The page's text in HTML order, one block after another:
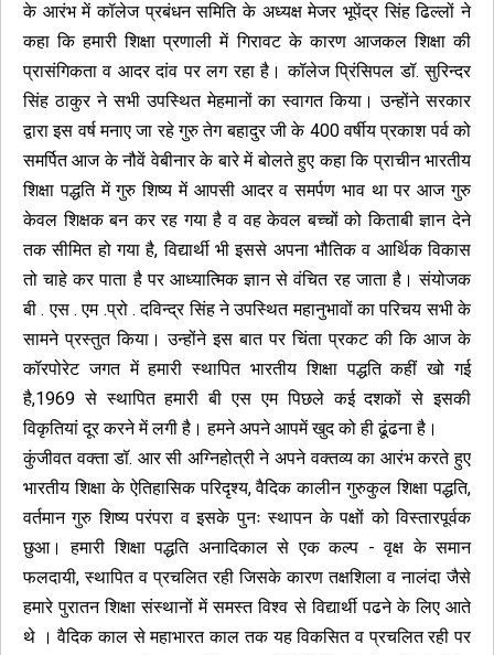
के आरंभ में कॉलेज प्रबंधन समिति के अध्यक्ष मेजर भूपेंद्र सिंह ढिल्लों ने
कहा कि हमारी शिक्षा प्रणाली में गिरावट के कारण आजकल शिक्षा की
प्रासंगिकता व आदर दांव पर लग रहा है। कॉलेज प्रिंसिपल डॉ. सुरिन्दर
सिंह ठाकुर ने सभी उपस्थित मेहमानों का स्वागत किया। उन्होंने सरकार
द्वारा इस वर्ष मनाए जा रहे गुरु तेग बहादुर जी के 400 वर्षीय प्रकाश पर्व को
समर्पित आज के नौवें वेबीनार के बारे में बोलते हुए कहा कि प्राचीन भारतीय
शिक्षा पद्धति में गुरु शिष्य में आपसी आदर व समर्पण भाव था पर आज गुरु
केवल शिक्षक बन कर रह गया है व वह केवल बच्चों को किताबी ज्ञान देने
तक सीमित हो गया है, विद्यार्थी भी इससे अपना भौतिक व आर्थिक विकास
तो चाहे कर पाता है पर आध्यात्मिक ज्ञान से वंचित रह जाता है। संयोजक
बी . एस . एम .प्रो . दविन्द्र सिंह ने उपस्थित महानुभावों का परिचय सभी के
सामने प्रस्तुत किया। उन्होंने इस बात पर चिंता प्रकट की कि आज के
कॉरपोरेट जगत में हमारी स्थापित भारतीय शिक्षा पद्धति कहीं खो गई
है,1969 से स्थापित हमारी बी एस एम पिछले कई दशकों से इसकी
विकृतियां दूर करने में लगी है। हमने अपने आपमें खुद को ही ढूंढना है।
कुंजीवत वक्ता डॉ. आर सी अग्निहोत्री ने अपने वक्तव्य का आरंभ करते हुए
भारतीय शिक्षा के ऐतिहासिक परिदृश्य, वैदिक कालीन गुरुकुल शिक्षा पद्धति,
वर्तमान गुरु शिष्य परंपरा व इसके पुनः स्थापन के पक्षों को विस्तारपूर्वक
छुआ। हमारी शिक्षा पद्धति अनादिकाल से एक कल्प - वृक्ष के समान
फलदायी, स्थापित व प्रचलित रही जिसके कारण तक्षशिला व नालंदा जैसे
हमारे पुरातन शिक्षा संस्थानों में समस्त विश्व से विद्यार्थी पढने के लिए आते
थे । वैदिक काल से महाभारत काल तक यह विकसित व प्रचलित रही पर